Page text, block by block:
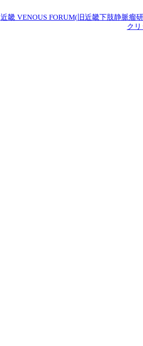
近畿 VENOUS FORUM(旧近畿下肢静脈瘤
ク